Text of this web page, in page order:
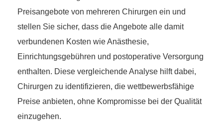
Preisangebote von mehreren Chirurgen ein und
stellen Sie sicher, dass die Angebote alle damit
verbundenen Kosten wie Anästhesie,
Einrichtungsgebühren und postoperative Versorgung
enthalten. Diese vergleichende Analyse hilft dabei,
Chirurgen zu identifizieren, die wettbewerbsfähige
Preise anbieten, ohne Kompromisse bei der Qualität
einzugehen.